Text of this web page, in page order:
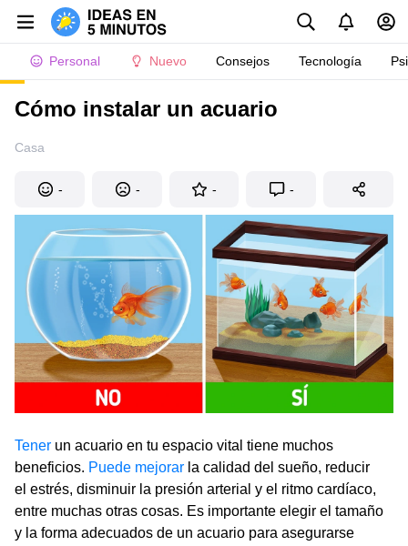
Personal Nuevo Consejos Tecnología
Cómo instalar un acuario
Casa
- - - -
Tener un acuario en tu espacio vital tiene muchos
beneficios. Puede mejorar la calidad del sueño, reducir
el estrés, disminuir la presión arterial y el ritmo cardíaco,
entre muchas otras cosas. Es importante elegir el tamaño
y la forma adecuados de un acuario para asegurarse